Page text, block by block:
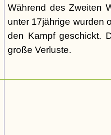
Während des Zweiten
unter 17jährige wurden
den Kampf geschickt.
große Verluste.